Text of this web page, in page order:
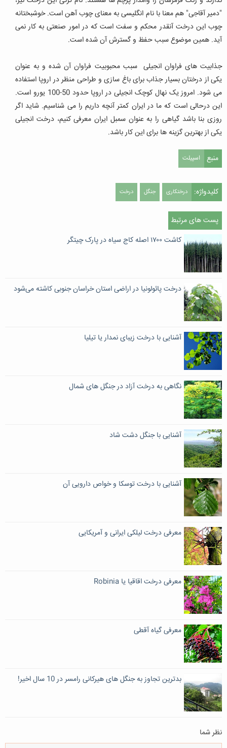
"دمیر آقاجی" هم معنا با نام انگلیسی به معنای چوب آهن است. خوشبختانه
چوب این درخت آنقدر محکم و سفت است که در امور صنعتی به کار نمی‏
آید. همین موضوع سبب حفظ و گسترش آن شده است.
جذابیت‏ های فراوان انجیلی ‏ سبب محبوبیت فراوان آن شده و به عنوان
یکی از درختان بسیار جذاب برای باغ‏ سازی و طراحی منظر در اروپا استفاده
می‏ شود. امروز یک نهال کوچک انجیلی در اروپا حدود 50-100 یورو است.
این درحالی است که ما در ایران کمتر آنچه داریم را می ‏شناسیم. شاید اگر
روزی بنا باشد گیاهی را به عنوان سمبل ایران معرفی کنیم، درخت انجیلی
یکی از بهترین گزینه ‏ها برای این کار باشد.
منبع اسپیلت
کلیدواژه: درختکاری جنگل درخت
پست های مرتبط
کاشت ۱۷۰۰ اصله کاج سیاه در پارک چیتگر
درخت پائولونیا در اراضی استان خراسان جنوبی کاشته می‌شود
آشنایی با درخت زیبای نمدار یا تیلیا
نگاهی به درخت آزاد در جنگل های شمال
آشنایی با جنگل دشت شاد
آشنایی با درخت توسکا و خواص دارویی آن
معرفی درخت لیلکی ایرانی و آمریکایی
معرفی درخت اقاقیا یا Robinia
معرفی گیاه آقطی
بدترین تجاوز به جنگل های هیرکانی رامسر در 10 سال اخیر!
نظر شما